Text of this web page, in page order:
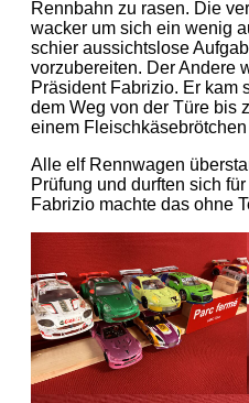
Rennbahn zu rasen. Die
wacker um sich ein wenig
schier aussichtslose
vorzubereiten. Der Andere
Präsident Fabrizio. Er kam
dem Weg von der Türe bis
einem
Alle elf Rennwagen
Prüfung und durften sich
Fabrizio machte das ohne